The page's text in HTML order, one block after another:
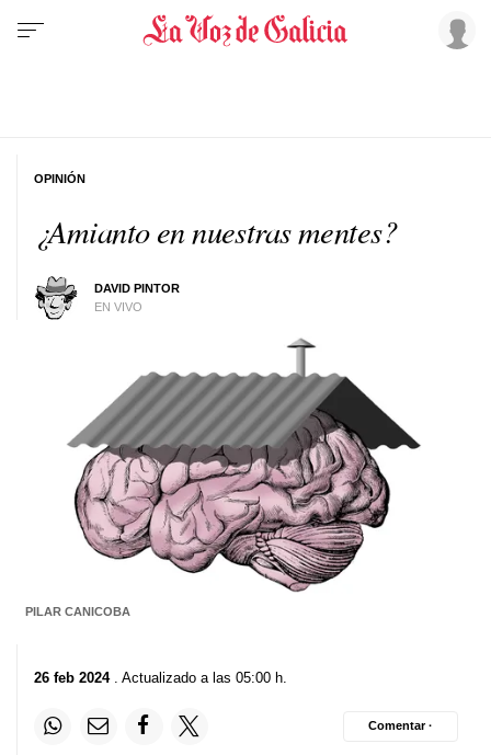
¿Amianto en nuestras mentes?
DAVID PINTOR
EN VIVO
OPINIÓN
PILAR CANICOBA
26 feb 2024. Actualizado a las 05:00 h.
Comentar ·